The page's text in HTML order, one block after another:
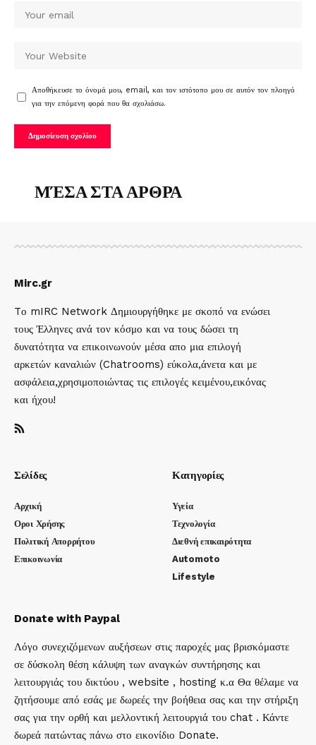
Αποθήκευσε το όνομά μου, email, και τον ιστότοπο μου σε αυτόν τον πλοηγό
για την επόμενη φορά που θα σχολιάσω.
ΜΈΣΑ ΣΤΑ ΑΡΘΡΑ
Mirc.gr
Tο mIRC Network Δημιουργήθηκε με σκοπό να ενώσει
τους Έλληνες ανά τον κόσμο και να τους δώσει τη
δυνατότητα να επικοινωνούν μέσα απο μια επιλογή
αρκετών καναλιών (Chatrooms) εύκολα,άνετα και με
ασφάλεια,χρησιμοποιώντας τις επιλογές κειμένου,εικόνας
και ήχου!
Σελίδες
Αρχική
Οροι Χρήσης
Πολιτική Απορρήτου
Επικοινωνία
Κατηγορίες
Υγεία
Τεχνολογία
Διεθνή επικαιρότητα
Automoto
Lifestyle
Donate with Paypal
Λόγο συνεχιζόμενων αυξήσεων στις παροχές μας βρισκόμαστε
σε δύσκολη θέση κάλυψη των αναγκών συντήρησης και
λειτουργιάς του δικτύου , website , hosting κ.α Θα θέλαμε να
ζητήσουμε από εσάς με δωρεές την βοήθεια σας και την στήριξη
σας για την ορθή και μελλοντική λειτουργιά του chat . Κάντε
δωρεά πατώντας πάνω στο εικονίδιο Donate.